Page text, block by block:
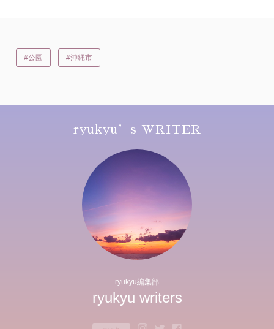
#公園 #沖縄市
ryukyu’s WRITER
ryukyu編集部
ryukyu writers